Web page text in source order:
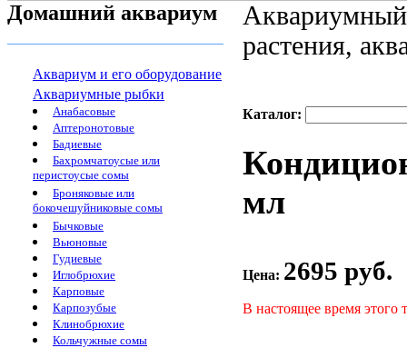
Домашний аквариум
Аквариум и его оборудование
Аквариумные рыбки
Анабасовые
Аптеронотовые
Бадиевые
Бахромчатоусые или
перистоусые сомы
Броняковые или
бокочешуйниковые сомы
Бычковые
Вьюновые
Гудиевые
Иглобрюхие
Карповые
Карпозубые
Клинобрюхие
Кольчужные сомы
растения,
Каталог:
мл
Цена: 2695 руб.
В настоящее время этого